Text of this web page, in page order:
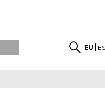
EU